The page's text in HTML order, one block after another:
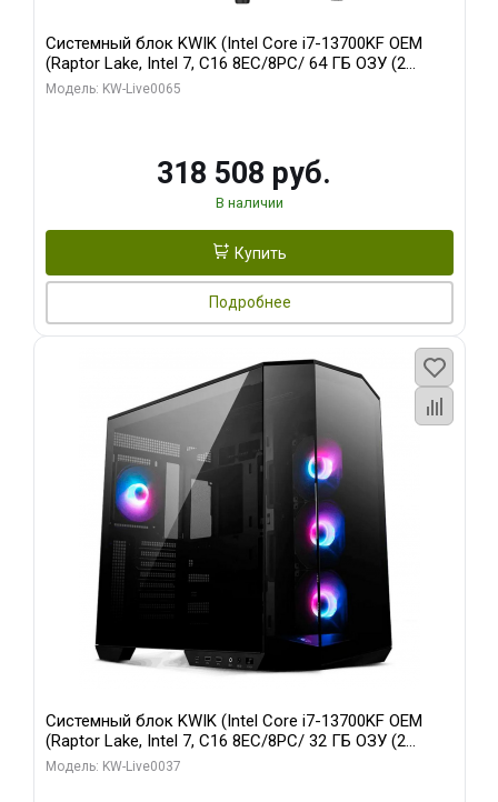
Системный блок KWIK (Intel Core i7-13700KF OEM
(Raptor Lake, Intel 7, C16 8EC/8PC/ 64 ГБ ОЗУ (2
модуля)/ ASUS RTX5080 PROART OC 16GB GDDR7
Модель: KW-Live0065
318 508 руб.
В наличии
Купить
Подробнее
Системный блок KWIK (Intel Core i7-13700KF OEM
(Raptor Lake, Intel 7, C16 8EC/8PC/ 32 ГБ ОЗУ (2
модуля)/ Gigabyte RTX5070 AERO OC 12GB GDDR7
Модель: KW-Live0037